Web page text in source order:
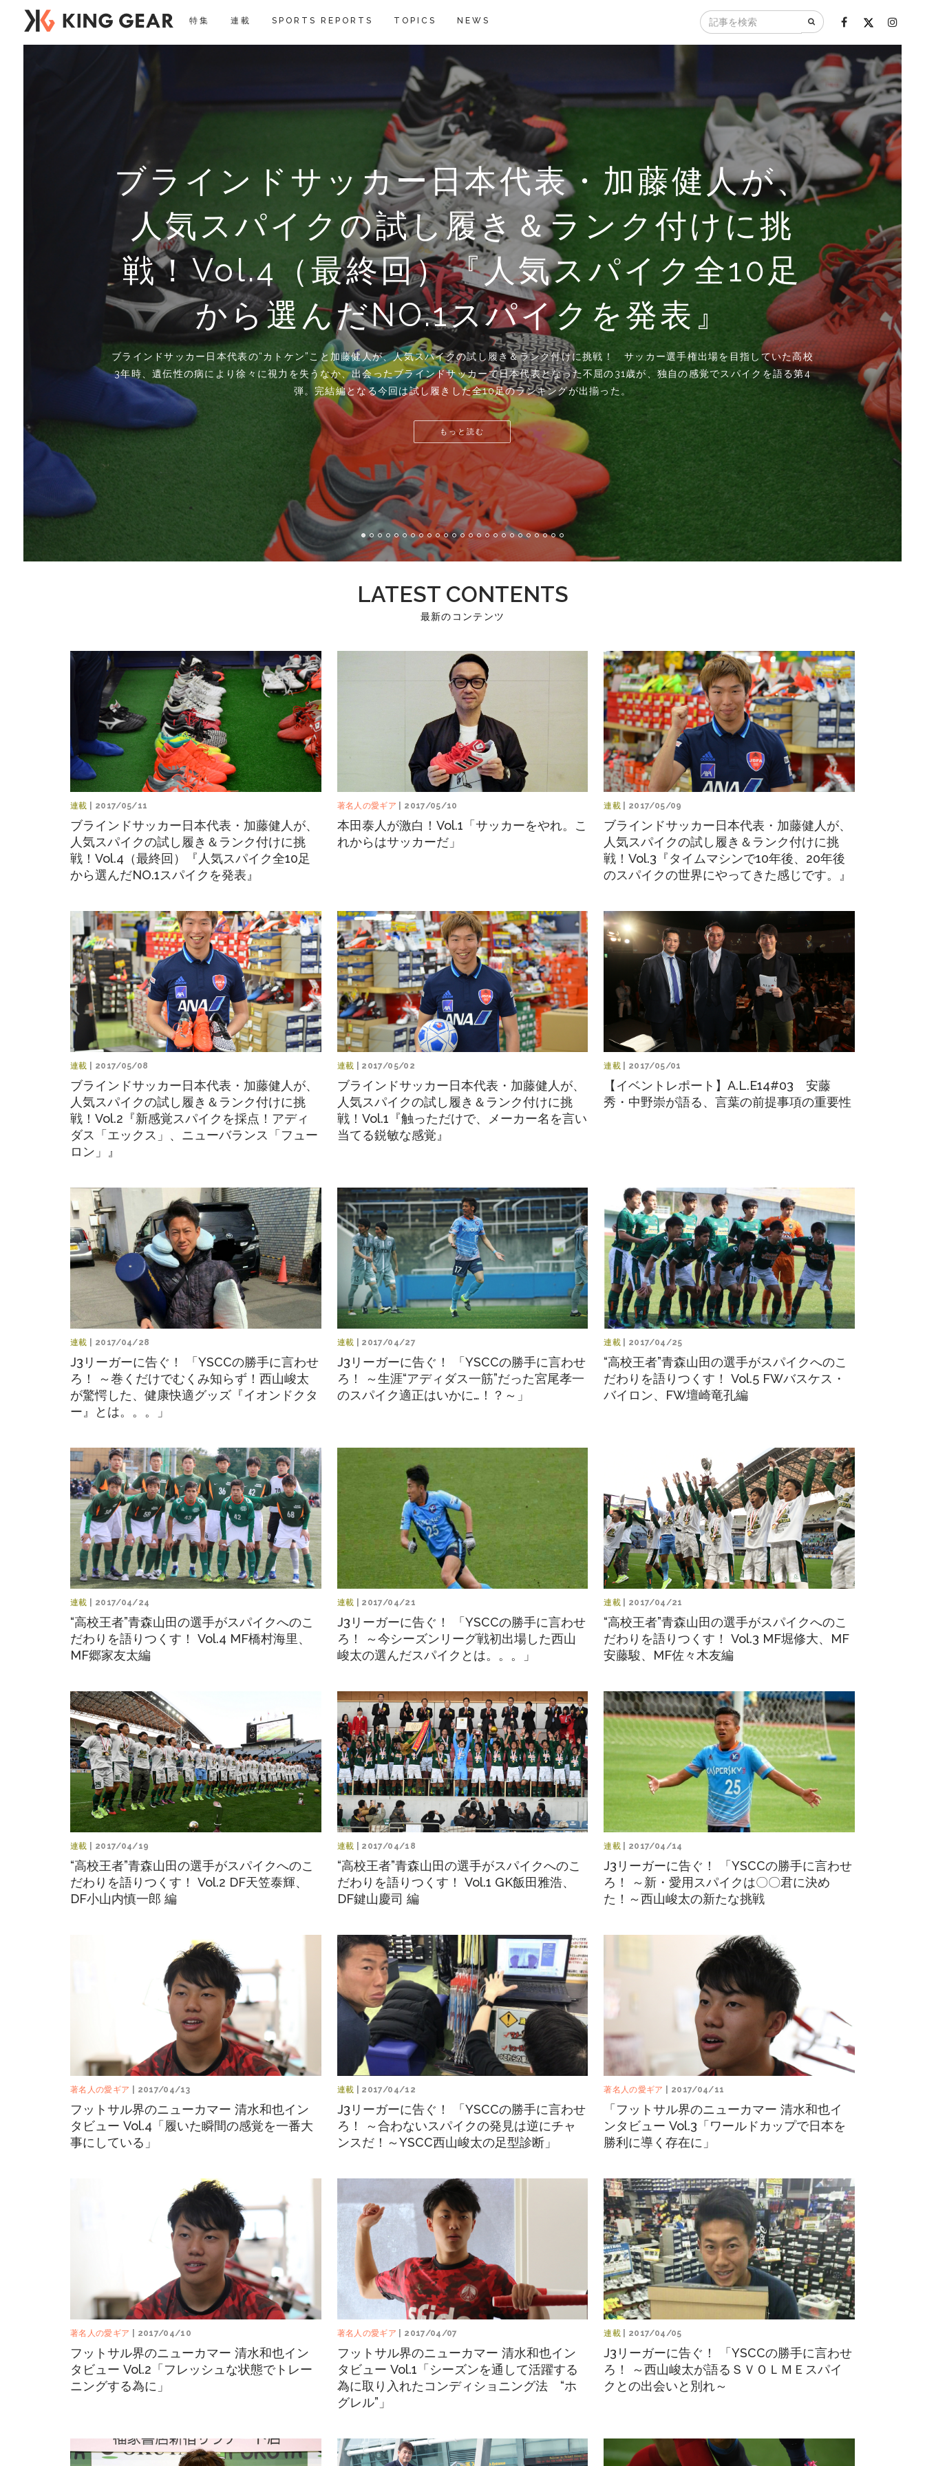
特集 連載 SPORTS REPORTS TOPICS NEWS
ブラインドサッカー日本代表・加藤健人が、
人気スパイクの試し履き＆ランク付けに挑
戦！Vol.4（最終回）『人気スパイク全10足
から選んだNO.1スパイクを発表』
ブラインドサッカー日本代表の“カトケン”こと加藤健人が、人気スパイクの試し履き＆ランク付けに挑戦！ サッカー選手権出場を目指していた高校
3年時、遺伝性の病により徐々に視力を失うなか、出会ったブラインドサッカーで日本代表となった不屈の31歳が、独自の感覚でスパイクを語る第4
弾。完結編となる今回は試し履きした全10足のランキングが出揃った。
もっと読む
本田泰人が激白！Vol.1「サッカーをやれ。
これからはサッカーだ」
プロ野球選手を目指していた本田泰人少年に、父親が唐突にそう言った。この一言がきっかけで、鹿島アントラーズ、日本代表で活躍するサッカー
選手、本田泰人が誕生することとなった。
もっと読む
ブラインドサッカー日本代表・加藤健人が、
人気スパイクの試し履き＆ランク付けに挑
戦！Vol.3『タイムマシンで10年後、20年後
のスパイクの世界にやってきた感じです。』
ブラインドサッカー日本代表の“カトケン”こと加藤健人が、人気スパイクの試し履き＆ランク付けに挑戦！ サッカー選手権出場を目指していた高校
3年時、遺伝性の病により徐々に視力を失うなか、出会ったブラインドサッカーで日本代表となった不屈の31歳が、独自の感覚でスパイクを語る第3
弾。中盤戦となった試し履きは、あの名作スパイクから。
もっと読む
ブラインドサッカー日本代表・加藤健人が、
人気スパイクの試し履き＆ランク付けに挑
戦！Vol.2『新感覚スパイクを採点！アディ
ダス「エックス」、ニューバランス「フュー
ロン」』
ブラインドサッカー日本代表の“カトケン”こと加藤健人が、人気スパイクの試し履き＆ランク付けに挑戦！ サッカー選手権出場を目指していた高校
3年時、遺伝性の病により徐々に視力を失うなか、出会ったブラインドサッカーで日本代表となった不屈の31歳が、独自の感覚でスパイクを語る第2
弾。今回からいよいよ試し履きがスタート。
もっと読む
ブラインドサッカー日本代表・加藤健人が、
人気スパイクの試し履き＆ランク付けに挑
戦！Vol.1『触っただけで、メーカー名を言
い当てる鋭敏な感覚』
ブラインドサッカー日本代表の“カトケン”こと加藤健人が、人気スパイクの試し履き＆ランク付けに挑戦！ ブラインドサッカーは、アイマスクを装
着し、転がると音の出るボールと味方の声だけでボールを操る5人制サッカー。サッカー選手権出場を目指していた高校3年時、遺伝性の病により
徐々に視力を失うなか、出会ったブラインドサッカーで日本代表となった不屈の31歳が、独自の感覚でスパイクを語った。
もっと読む
【イベントレポート】A.L.E14#03 安藤
秀・中野崇が語る、言葉の前提事項の重要性
4月25日（月）、恵比寿アクトスクエアにて、A.L.E.14#03が行われた。 第3回となる今回は、ゴルフA級ティーチングプロの安藤秀氏、スポーツト
レーナーの中野崇氏と、スポーツを言語化することに長けた2人が登壇するとあって、開演前には既に満席となり、集まった人たちの関心の高さをう
かがわせた。
もっと読む
J3リーガーに告ぐ！ 「YSCCの勝手に言わせ
ろ！ ～巻くだけでむくみ知らず！西山峻太
が驚愕した、健康快適グッズ『イオンドクタ
ー』とは。。。」
J3のプロのサッカー選手があらゆるギアを試しまくる企画。 プロサッカー選手とはいえ、メーカーのしがらみもない選手達が独自の感覚で本音でギ
アを評価し合う！ 果たして最高の評価を得るギアは？それとも最悪な評価を下されるギアは？
もっと読む
J3リーガーに告ぐ！ 「YSCCの勝手に言わせ
ろ！ ～生涯“アディダス一筋”だった宮尾孝一
のスパイク適正はいかに…！？～」
J3のプロのサッカー選手があらゆるギアを試しまくる企画。 プロサッカー選手とはいえ、メーカーのしがらみもない選手達が独自の感覚で本音でギ
アを評価し合う！ 果たして最高の評価を得るギアは？それとも最悪な評価を下されるギアは？
もっと読む
“高校王者”青森山田の選手がスパイクへのこ
だわりを語りつくす！ Vol.5 FWバスケス・
バイロン、FW壇崎竜孔編
高校サッカー強豪校の選手は、どんなスパイクを、どんな理由で履いているのか？ スパイク選びの参考になる、キングギアならではの連続インタビ
ューがスタートします。記念すべき第一回目は、昨年度の高校王者・青森山田の登場です。
もっと読む
“高校王者”青森山田の選手がスパイクへのこ
だわりを語りつくす！ Vol.4 MF橋村海里、
MF郷家友太編
高校サッカー強豪校の選手は、どんなスパイクを、どんな理由で履いているのか？ スパイク選びの参考になる、キングギアならではの連続インタビ
ューがスタートします。記念すべき第一回目は、昨年度の高校王者・青森山田の登場です。
もっと読む
J3リーガーに告ぐ！ 「YSCCの勝手に言わせ
ろ！ ～今シーズンリーグ戦初出場した西山
峻太の選んだスパイクとは。。。」
J3のプロのサッカー選手があらゆるギアを試しまくる企画。 プロサッカー選手とはいえ、メーカーのしがらみもない選手達が独自の感覚で本音でギ
アを評価し合う！ 果たして最高の評価を得るギアは？それとも最悪な評価を下されるギアは？
もっと読む
“高校王者”青森山田の選手がスパイクへのこ
だわりを語りつくす！ Vol.3 MF堀修大、MF
安藤駿、MF佐々木友編
高校サッカー強豪校の選手は、どんなスパイクを、どんな理由で履いているのか？ スパイク選びの参考になる、キングギアならではの連続インタビ
ューがスタートします。記念すべき第一回目は、昨年度の高校王者・青森山田の登場です。
もっと読む
“高校王者”青森山田の選手がスパイクへのこ
だわりを語りつくす！ Vol.2 DF天笠泰輝、
DF小山内慎一郎 編
高校サッカー強豪校の選手は、どんなスパイクを、どんな理由で履いているのか？ スパイク選びの参考になる、キングギアならではの連続インタビ
ューがスタートします。記念すべき第一回目は、昨年度の高校王者・青森山田の登場です。
もっと読む
“高校王者”青森山田の選手がスパイクへのこ
だわりを語りつくす！ Vol.1 GK飯田雅浩、
DF鍵山慶司 編
高校サッカー強豪校の選手は、どんなスパイクを、どんな理由で履いているのか？ スパイク選びの参考になる、キングギアならではの連続インタビ
ューがスタートします。記念すべき第一回目は、昨年度の高校王者・青森山田の登場です。
もっと読む
J3リーガーに告ぐ！ 「YSCCの勝手に言わせ
ろ！ ～新・愛用スパイクは〇〇君に決め
た！～西山峻太の新たな挑戦
J3のプロのサッカー選手があらゆるギアを試しまくる企画。 プロサッカー選手とはいえ、メーカーのしがらみもない選手達が独自の感覚で本音でギ
アを評価し合う！ 果たして最高の評価を得るギアは？それとも最悪な評価を下されるギアは？
もっと読む
フットサル界のニューカマー 清水和也イン
タビュー Vol.4「履いた瞬間の感覚を一番大
事にしている」
フットサル界やサッカー界で、ヒュンメルのシューズを履いている選手は、それほど多くない。なぜ、ヒュンメルなのか？彼のシューズへのこだわ
りを聞いた。
もっと読む
J3リーガーに告ぐ！ 「YSCCの勝手に言わせ
ろ！ ～合わないスパイクの発見は逆にチャ
ンスだ！～YSCC西山峻太の足型診断」
J3のプロのサッカー選手があらゆるギアを試しまくる企画。 プロサッカー選手とはいえ、メーカーのしがらみもない選手達が独自の感覚で本音でギ
アを評価し合う！ 果たして最高の評価を得るギアは？それとも最悪な評価を下されるギアは？
もっと読む
「フットサル界のニューカマー 清水和也イ
ンタビュー Vol.3「ワールドカップで日本を
勝利に導く存在に」
いまのフットサル界において、最も注目される若手有望株である清水和也選手。 2020年のフットサルワールドカップを見据える彼に、いまの現状や
課題・今後の目標を訊いた。
もっと読む
フットサル界のニューカマー 清水和也イン
タビュー Vol.2「フレッシュな状態でトレー
ニングする為に」
清水和也選手が取り入れているコンディショニング法は、ストレッチ器具「ホグレル」の他に、もう一つあった。それが、グローブを使った高周波
電気治療だ。シーズンの途中から取り入れたこの治療が、清水和也選手の悩みであったコンディション維持という課題を解決する手立てになったの
だ。
もっと読む
フットサル界のニューカマー 清水和也イン
タビュー Vol.1「シーズンを通して活躍する
為に取り入れたコンディショニング法 “ホ
グレル”」
フウガドールすみだ（以下、フウガ）の選手をはじめ、多くのアスリートが使っているストレッチ用の器具がある。ホグレルという器械だ。この日
も清水和也選手は、5台あるホグレルを使って一通りのメニューを行い、しっかりと自分の身体をほぐしていた。
もっと読む
J3リーガーに告ぐ！ 「YSCCの勝手に言わせ
ろ！ ～西山峻太が語るＳＶＯＬＭＥスパイ
クとの出会いと別れ～
J3のプロのサッカー選手があらゆるギアを試しまくる企画。 プロサッカー選手とはいえ、メーカーのしがらみもない選手達が独自の感覚で本音でギ
アを評価し合う！ 果たして最高の評価を得るギアは？それとも最悪な評価を下されるギアは？そしてYSCCは今年こそ最下位を脱出するのか！？ ま
ずは、YSCC選手たちの素顔に迫る。
もっと読む
山本彩「全部さらけだした」初のエッセイ本
「すべての理由」発売記念取材レポート
２３歳。アイドル、アーティスト、そして一人の女性として自分と戦い続ける山本彩が知られざる本音を告白。「自分に自信はないんだけれど、自
分にめっちゃ期待はしてる」と語り、その全て一挙7万字！初エッセイ集「すべての理由」』（幻冬舎刊）出版記念イベント前に行われた囲み取材で
その境地を語った。
もっと読む
カトリエの「マイ・ファースト・スパイク」
第7回 柳楽雅幸（台湾女子代表監督）Vol.3
「監督も営業に！？発展途上の台湾サッカー
事情」
台湾女子代表監督の柳楽雅幸さんにお話を伺う3回目。日本とは違う、台湾サッカー界の驚きの状況が明かされます。（加藤理恵）
もっと読む
本田千尋の『フロム・トレーニングセンタ
ー』vol.23 ”抜け目ない”ルーカス・ポドルス
キが履くアディダス『エックス レザー
BLUE BLAST』
金子塾卒業生にして、現在はドイツに拠点を置くスポーツライター本田千尋のちょっと変化球な企画。ブンデスリーガのスターはどんな音楽で気持
ちを高め、どんなクルマで移動時間に鋭気を養い、そしてどんなスパイクで闘っているのか。トレーニング・センターからのダイレクト・レポート
をお伝えします。
もっと読む
本田千尋の『フロム・トレーニングセンタ
ー』vol.24 ”飾らない”メスト・エジルが履く
アディダス『エース 16 Purecontrol』
金子塾卒業生にして、現在はドイツに拠点を置くスポーツライター本田千尋のちょっと変化球な企画。ブンデスリーガのスターはどんな音楽で気持
ちを高め、どんなクルマで移動時間に鋭気を養い、そしてどんなスパイクで闘っているのか。トレーニング・センターからのダイレクト・レポート
をお伝えします。
もっと読む
LATEST CONTENTS
最新のコンテンツ
連載 | 2017/05/11
ブラインドサッカー日本代表・加藤健人が、
人気スパイクの試し履き＆ランク付けに挑
戦！Vol.4（最終回）『人気スパイク全10足
から選んだNO.1スパイクを発表』
著名人の愛ギア | 2017/05/10
本田泰人が激白！Vol.1「サッカーをやれ。こ
れからはサッカーだ」
連載| 2017/05/09
ブラインドサッカー日本代表・加藤健人が、
人気スパイクの試し履き＆ランク付けに挑
戦！Vol.3『タイムマシンで10年後、20年後
のスパイクの世界にやってきた感じです。』
連載 | 2017/05/08
ブラインドサッカー日本代表・加藤健人が、
人気スパイクの試し履き＆ランク付けに挑
戦！Vol.2『新感覚スパイクを採点！アディ
ダス「エックス」、ニューバランス「フュー
ロン」』
連載 | 2017/05/02
ブラインドサッカー日本代表・加藤健人が、
人気スパイクの試し履き＆ランク付けに挑
戦！Vol.1『触っただけで、メーカー名を言い
当てる鋭敏な感覚』
連載| 2017/05/01
【イベントレポート】A.L.E14#03 安藤
秀・中野崇が語る、言葉の前提事項の重要性
連載 | 2017/04/28
J3リーガーに告ぐ！ 「YSCCの勝手に言わせ
ろ！ ～巻くだけでむくみ知らず！西山峻太
が驚愕した、健康快適グッズ『イオンドクタ
ー』とは。。。」
連載 | 2017/04/27
J3リーガーに告ぐ！ 「YSCCの勝手に言わせ
ろ！ ～生涯“アディダス一筋”だった宮尾孝一
のスパイク適正はいかに…！？～」
連載| 2017/04/25
“高校王者”青森山田の選手がスパイクへのこ
だわりを語りつくす！ Vol.5 FWバスケス・
バイロン、FW壇崎竜孔編
連載 | 2017/04/24
“高校王者”青森山田の選手がスパイクへのこ
だわりを語りつくす！ Vol.4 MF橋村海里、
MF郷家友太編
連載 | 2017/04/21
J3リーガーに告ぐ！ 「YSCCの勝手に言わせ
ろ！ ～今シーズンリーグ戦初出場した西山
峻太の選んだスパイクとは。。。」
連載| 2017/04/21
“高校王者”青森山田の選手がスパイクへのこ
だわりを語りつくす！ Vol.3 MF堀修大、MF
安藤駿、MF佐々木友編
連載 | 2017/04/19
“高校王者”青森山田の選手がスパイクへのこ
だわりを語りつくす！ Vol.2 DF天笠泰輝、
DF小山内慎一郎 編
連載 | 2017/04/18
“高校王者”青森山田の選手がスパイクへのこ
だわりを語りつくす！ Vol.1 GK飯田雅浩、
DF鍵山慶司 編
連載| 2017/04/14
J3リーガーに告ぐ！ 「YSCCの勝手に言わせ
ろ！ ～新・愛用スパイクは〇〇君に決め
た！～西山峻太の新たな挑戦
著名人の愛ギア | 2017/04/13
フットサル界のニューカマー 清水和也イン
タビュー Vol.4「履いた瞬間の感覚を一番大
事にしている」
連載 | 2017/04/12
J3リーガーに告ぐ！ 「YSCCの勝手に言わせ
ろ！ ～合わないスパイクの発見は逆にチャ
ンスだ！～YSCC西山峻太の足型診断」
著名人の愛ギア | 2017/04/11
「フットサル界のニューカマー 清水和也イ
ンタビュー Vol.3「ワールドカップで日本を
勝利に導く存在に」
著名人の愛ギア | 2017/04/10
フットサル界のニューカマー 清水和也イン
タビュー Vol.2「フレッシュな状態でトレー
ニングする為に」
著名人の愛ギア | 2017/04/07
フットサル界のニューカマー 清水和也イン
タビュー Vol.1「シーズンを通して活躍する
為に取り入れたコンディショニング法 “ホ
グレル”」
連載| 2017/04/05
J3リーガーに告ぐ！ 「YSCCの勝手に言わせ
ろ！ ～西山峻太が語るＳＶＯＬＭＥスパイ
クとの出会いと別れ～